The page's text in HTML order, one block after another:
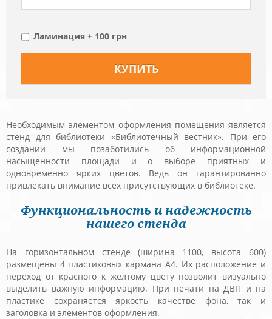
Ламинация + 100 грн
Необходимым элементом оформления помещения является
стенд для библиотеки «Библиотечный вестник». При его
создании мы позаботились об информационной
насыщенности площади и о выборе приятных и
одновременно ярких цветов. Ведь он гарантированно
привлекать внимание всех присутствующих в библиотеке.
Функциональность и надежность
нашего стенда
На горизонтальном стенде (ширина 1100, высота 600)
размещены 4 пластиковых кармана А4. Их расположение и
переход от красного к желтому цвету позволит визуально
выделить важную информацию. При печати на ДВП и на
пластике сохраняется яркость качестве фона, так и
заголовка и элементов оформления.